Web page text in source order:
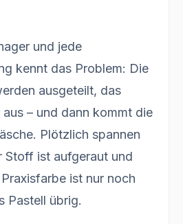
und jede
kennt das Problem: Die
ausgeteilt, das
– und dann kommt die
Plötzlich spannen
Stoff ist aufgeraut und
ist nur noch
Pastell übrig.